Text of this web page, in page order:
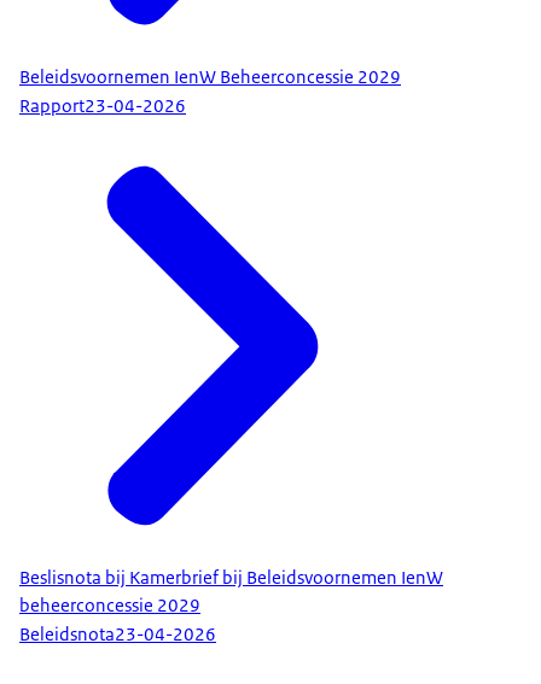
Beleidsvoornemen IenW Beheerconcessie 2029
Rapport23-04-2026
Beslisnota bij Kamerbrief bij Beleidsvoornemen IenW
beheerconcessie 2029
Beleidsnota23-04-2026